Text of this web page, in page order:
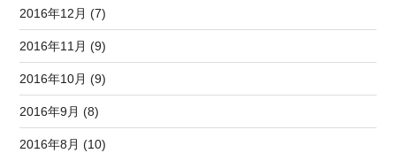
2016年12月 (7)
2016年11月 (9)
2016年10月 (9)
2016年9月 (8)
2016年8月 (10)